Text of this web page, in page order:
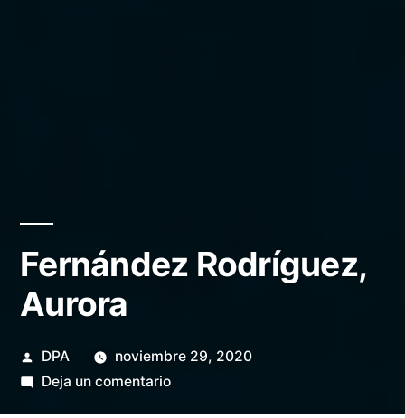
Fernández Rodríguez,
Aurora
Publicado
por
DPA
noviembre 29, 2020
Deja un comentarioen